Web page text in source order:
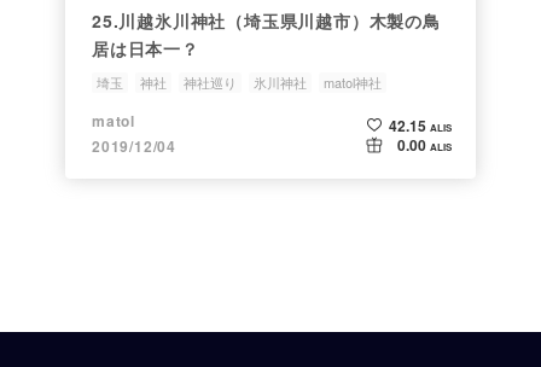
25.川越氷川神社（埼玉県川越市）木製の鳥
居は日本一？
埼玉 神社 神社巡り 氷川神社 matol神社
matol
2019/12/04
42.15 ALIS
0.00 ALIS